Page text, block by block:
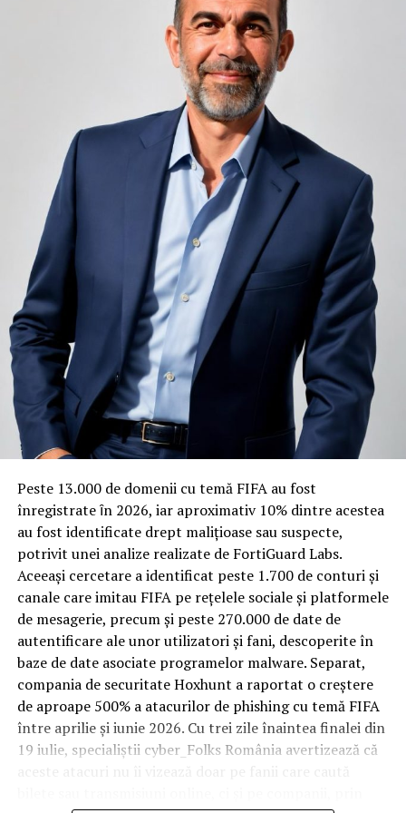
infinit de groși din motive practice și economice.
Zgomotul pașilor din camera de sus sau din coridorul
adiacent rămâne una dintre cele mai frecvente
nemulțumiri semnalate de oaspeți în recenziile online,
chiar și la unități altfel apreciate pentru servicii și
locație. De multe ori, oaspeții nu identifică pardoseala
drept sursa reală a problemei, ci descriu simplu senzația
de spațiu zgomotos sau agitat.
Pardoseala joacă un rol important în absorbția acestor
sunete, mai ales în zonele de trecere frecventă dintre
cameră și baie sau dintre pat și fereastră. Un material cu
proprietăți fonoabsorbante bune reduce transmiterea
zgomotului către camerele vecine și către etajele
inferioare, un aspect esențial mai ales în clădirile mai
vechi, cu structuri care nu au fost proiectate inițial
pentru izolare fonică performantă.
Rotația rapidă a oaspeților cere
materiale rezistente
Spre diferență de o locuință obișnuită, o cameră de hotel
trece printr-un ciclu de utilizare intensă: oaspeți diferiți,
bagaje trase pe roți, curățenie zilnică, uneori mai multe
rezervări consecutive în aceeași săptămână. Această
frecvență ridicată de utilizare pune presiune reală pe
orice suprafață, iar pardoseala este printre primele
elemente afectate vizibil, mai ales în zona din jurul
patului și a ușii de acces.
În etapa de renovare sau construcție, administratorii
care iau în calcul mocheta trafic intens
pentru zonele
cu rotație mare reduc riscul de uzură prematură și de
decolorare vizibilă în punctele de trecere frecventă. Este
o decizie care ține mai puțin de stil și mai mult de
după primele sezoane de utilizare intensă.
Peste 13.000 de domenii cu temă FIFA au fost
înregistrate ȋn 2026, iar aproximativ 10% dintre acestea
au fost identificate drept malițioase sau suspecte,
potrivit unei analize realizate de FortiGuard Labs.
Aceeași cercetare a identificat peste 1.700 de conturi și
canale care imitau FIFA pe rețelele sociale și platformele
de mesagerie, precum și peste 270.000 de date de
autentificare ale unor utilizatori și fani, descoperite în
baze de date asociate programelor malware. Separat,
compania de securitate Hoxhunt a raportat o creștere
de aproape 500% a atacurilor de phishing cu temă FIFA
între aprilie și iunie 2026. Cu trei zile înaintea finalei din
19 iulie, specialiștii cyber_Folks România avertizează că